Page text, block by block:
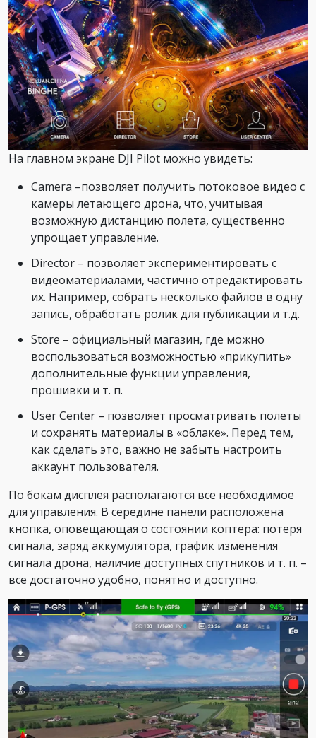
На главном экране DJI Pilot можно увидеть:
Camera –позволяет получить потоковое видео с
камеры летающего дрона, что, учитывая
возможную дистанцию полета, существенно
упрощает управление.
Director – позволяет экспериментировать с
видеоматериалами, частично отредактировать
их. Например, собрать несколько файлов в одну
запись, обработать ролик для публикации и т.д.
Store – официальный магазин, где можно
воспользоваться возможностью «прикупить»
дополнительные функции управления,
прошивки и т. п.
User Center – позволяет просматривать полеты
и сохранять материалы в «облаке». Перед тем,
как сделать это, важно не забыть настроить
аккаунт пользователя.
По бокам дисплея располагаются все необходимое
для управления. В середине панели расположена
кнопка, оповещающая о состоянии коптера: потеря
сигнала, заряд аккумулятора, график изменения
сигнала дрона, наличие доступных спутников и т. п. –
все достаточно удобно, понятно и доступно.